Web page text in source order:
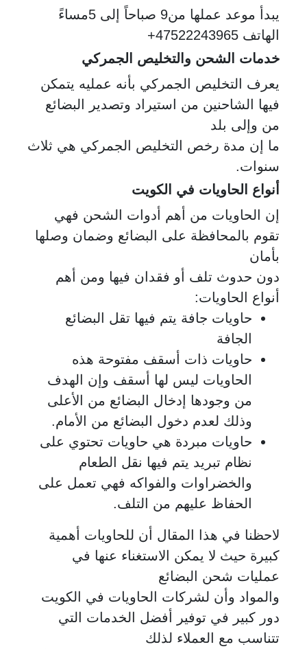
يبدأ موعد عملها من9 صباحاً إلى 5مساءً
الهاتف 47522243965+
خدمات الشحن والتخليص الجمركي
يعرف التخليص الجمركي بأنه عمليه يتمكن
فيها الشاحنين من استيراد وتصدير البضائع
من وإلى بلد
ما إن مدة رخص التخليص الجمركي هي ثلاث
سنوات.
أنواع الحاويات في الكويت
إن الحاويات من أهم أدوات الشحن فهي
تقوم بالمحافظة على البضائع وضمان وصلها
بأمان
دون حدوث تلف أو فقدان فيها ومن أهم
أنواع الحاويات:
حاويات جافة يتم فيها تقل البضائع
الجافة
حاويات ذات أسقف مفتوحة هذه
الحاويات ليس لها أسقف وإن الهدف
من وجودها إدخال البضائع من الأعلى
وذلك لعدم دخول البضائع من الأمام.
حاويات مبردة هي حاويات تحتوي على
نظام تبريد يتم فيها نقل الطعام
والخضراوات والفواكه فهي تعمل على
الحفاظ عليهم من التلف.
لاحظنا في هذا المقال أن للحاويات أهمية
كبيرة حيث لا يمكن الاستغناء عنها في
عمليات شحن البضائع
والمواد وأن لشركات الحاويات في الكويت
دور كبير في توفير أفضل الخدمات التي
تتناسب مع العملاء لذلك